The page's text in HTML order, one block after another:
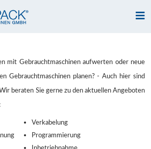
mit Gebrauchtmaschinen aufwerten oder neue
Gebrauchtmaschinen planen? - Auch hier sind
beraten Sie gerne zu den aktuellen Angeboten
Verkabelung
Programmierung